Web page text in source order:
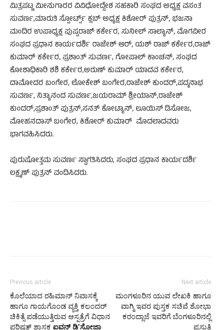
ಮಿತ್ರಪಟ್ಣ ಮೀನುಗಾರರ ವಿವಿಧೋದ್ದೇಶ ಸಹಕಾರಿ ಸಂಘದ ಅಧ್ಯಕ್ಷ ವಸಂತ
ಸುವರ್ಣ,ಮಾರುತಿ ಸ್ಪೋರ್ಟ್ಸ್ ಕ್ಲಬ್ ಅಧ್ಯಕ್ಷ ಕಿಶೋರ್ ಪುತ್ರನ್, ಭಜನಾ
ಮಂದಿರ ಉಪಾಧ್ಯಕ್ಷ ಪುಷ್ಪರಾಜ್ ಕರ್ಕೇರ, ಸುನೀಲ್ ಸಾಲ್ಯಾನ್, ಮೊಗವೀರ
ಸಂಘದ ಪ್ರಧಾನ ಕಾರ್ಯದರ್ಶಿ ರಾಜೇಶ್ ಆರ್, ಯಶ್ ರಾಜ್ ಕರ್ಕೇರ,ರಾಜ್
ಕುಮಾರ್ ಕರ್ಕೇರ, ಪ್ರಶಾಂತ್ ಸುವರ್ಣ, ಗೋಪಾಲ್ ಕಾಂಚನ್, ಸಂಘದ
ಕೋಶಾಧಿಕಾರಿ ಶಶಿ ಕಕೇ೯ರ,ಅರುಣ್ ಕುಮಾರ್ ಯಾದವ ಕಕೇ೯ರ,
ದಾಮೋದರ ಬಂಗೇರ, ಲೋಕೇಶ್ ಬಂಗೇರ,ರಾಜೇಶ್ ಕುಂದರ್,ಪದ್ಮನಾಭ
ಸುವಣ೯, ನಿತ್ಯಾನಂದ ಸುವಣ೯,ಜಯರಾಮ್ ಶ್ರೀಯಾನ್,ರಾಜೇಶ್
ಕುಂದರ್,ಪ್ರಶಾಂತ್ ಪುತ್ರನ್,ಸನತ್ ಕೋಟ್ಯಾನ್, ಲೂಯಿಸ್ ಡಿಸೋಜ,
ಮೋಹನದಾಸ್ ಬಂಗೇರ, ಕಿಶೋರ್ ಕುಮಾರ್ ಮೊದಲಾದವರು
ಭಾಗವಹಿಸಿದರು.
ಪುರುಷೋತ್ತಮ ಸುವಣ೯ ಸ್ವಾಗತಿಸಿದರು, ಸಂಘದ ಪ್ರಧಾನ ಕಾರ್ಯದರ್ಶಿ
ಲಕ್ಷ್ಮಣ್ ಪುತ್ರನ್ ವಂದಿಸಿದರು.
Previous article
ಕೊಲೆಯಾದ ರಹಿಮಾನ್‌ ನಿವಾಸಕ್ಕೆ
ಹಾಗೂ ಗಾಯಗೊಂಡ ವ್ಯಕ್ತಿ ಕಲಂದರ್‌
ಚಿಕಿತ್ಸೆ ಪಡೆಯುತ್ತಿರುವ ಆಸ್ಪತ್ರೆಗೆ ವಿಧಾನ
ಪರಿಷತ್‌ ಶಾಸಕ ಐವನ್‌ ಡಿʼಸೋಜಾ
Next article
ಮಂಗಳೂರಿನ ಯುವ ಲೇಖಕಿ ಹಾಗೂ
ವಾಗ್ಮಿ ಇವರ ಪುಸ್ತಕ ಸಚಿವೆ ಶೋಭಾ
ಕರಂದ್ಲಾಜೆ ಇವರಿಗೆ ಬೆಂಗಳೂರಿನಲ್ಲಿ
ಪ್ರಸ್ತುತಿ